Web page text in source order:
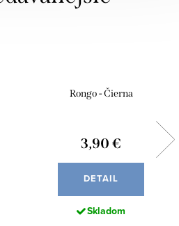
Rongo - Čierna
3,90 €
DETAIL
Skladom